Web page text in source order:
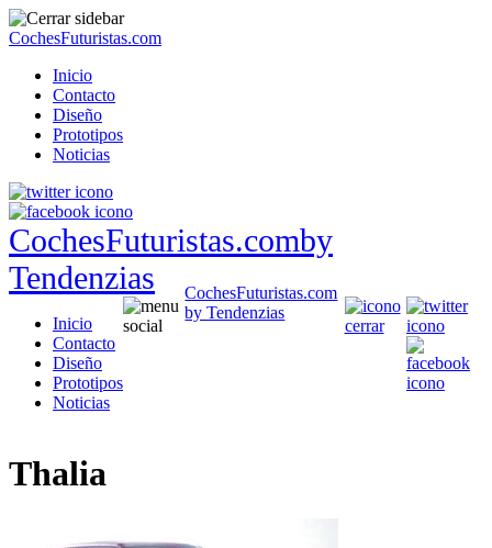
CochesFuturistas.com
Inicio
Contacto
Diseño
Prototipos
Noticias
CochesFuturistas.comby
Tendenzias
Inicio
Contacto
Diseño
Prototipos
Noticias
CochesFuturistas.com
by Tendenzias
Thalia